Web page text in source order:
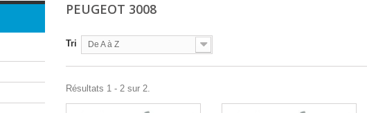
PEUGEOT 3008
Tri De A à Z
Résultats 1 - 2 sur 2.